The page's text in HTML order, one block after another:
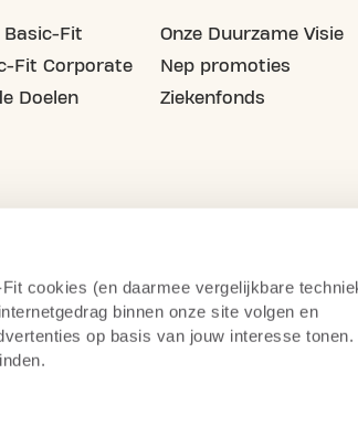
cookies (en daarmee vergelijkbare
binnen onze site volgen en
op basis van jouw interesse tonen.
Basic-Fit
Fit Corporate
Doelen
Onze Duurzame Visie
Nep promoties
Ziekenfonds